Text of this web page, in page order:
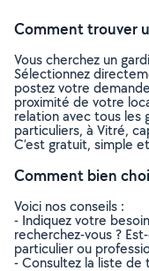
Comment trouver
Vous cherchez un
Sélectionnez
postez votre
proximité de votre
relation avec tous les
particuliers, à Vitré,
C’est gratuit, simple
Comment bien
Voici nos conseils :
- Indiquez votre
recherchez-vous ?
particulier ou
- Consultez la liste de